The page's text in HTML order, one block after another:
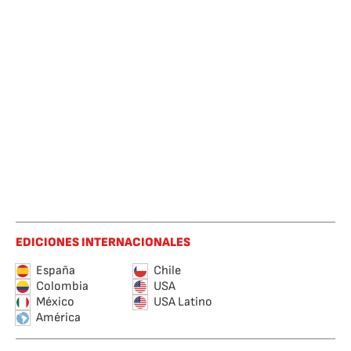
EDICIONES INTERNACIONALES
España
Chile
Colombia
USA
México
USA Latino
América